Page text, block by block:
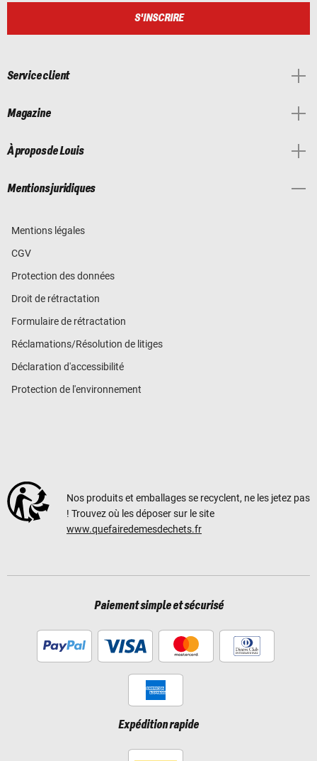
S'INSCRIRE
Service client
Magazine
À propos de Louis
Mentions juridiques
Mentions légales
CGV
Protection des données
Droit de rétractation
Formulaire de rétractation
Réclamations/Résolution de litiges
Déclaration d'accessibilité
Protection de l'environnement
Nos produits et emballages se recyclent, ne les jetez pas
! Trouvez où les déposer sur le site
www.quefairedemesdechets.fr
Paiement simple et sécurisé
Expédition rapide